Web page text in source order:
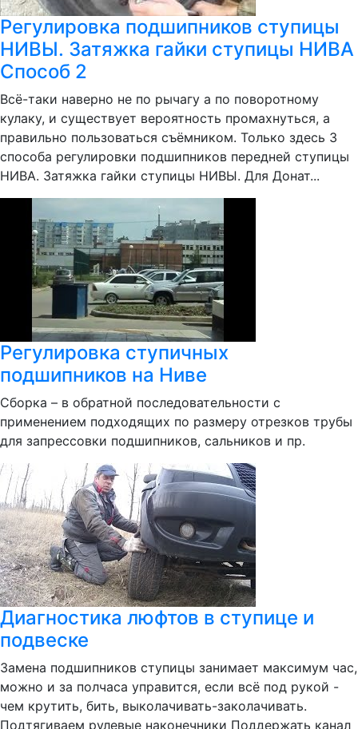
Регулировка подшипников ступицы
НИВЫ. Затяжка гайки ступицы НИВА
Способ 2
Всё-таки наверно не по рычагу а по поворотному
кулаку, и существует вероятность промахнуться, а
правильно пользоваться съёмником. Только здесь 3
способа регулировки подшипников передней ступицы
НИВА. Затяжка гайки ступицы НИВЫ. Для Донат...
Регулировка ступичных
подшипников на Ниве
Сборка – в обратной последовательности с
применением подходящих по размеру отрезков трубы
для запрессовки подшипников, сальников и пр.
Диагностика люфтов в ступице и
подвеске
Замена подшипников ступицы занимает максимум час,
можно и за полчаса управится, если всё под рукой -
чем крутить, бить, выколачивать-заколачивать.
Подтягиваем рулевые наконечники Поддержать канал